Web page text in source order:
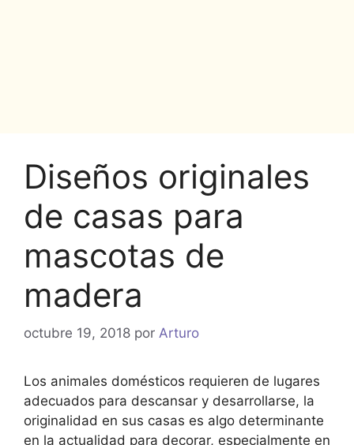
Diseños originales
de casas para
mascotas de
madera
octubre 19, 2018 por Arturo
Los animales domésticos requieren de lugares
adecuados para descansar y desarrollarse, la
originalidad en sus casas es algo determinante
en la actualidad para decorar, especialmente en